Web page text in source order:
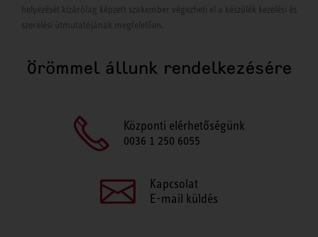
helyezését kizárólag képzett szakember végezheti el a készülék kezelési és
szerelési útmutatójának megfelelően.
Örömmel állunk rendelkezésére
Központi elérhetőségünk
0036 1 250 6055
Kapcsolat
E-mail küldés